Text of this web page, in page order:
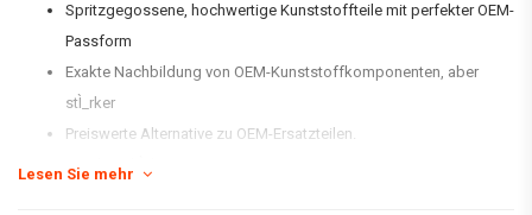
Spritzgegossene, hochwertige Kunststoffteile mit perfekter OEM-
Passform
Exakte Nachbildung von OEM-Kunststoffkomponenten, aber
stÌ_rker
Preiswerte Alternative zu OEM-Ersatzteilen.
Stock FarbÌ_bereinstimmung
Lesen Sie mehr